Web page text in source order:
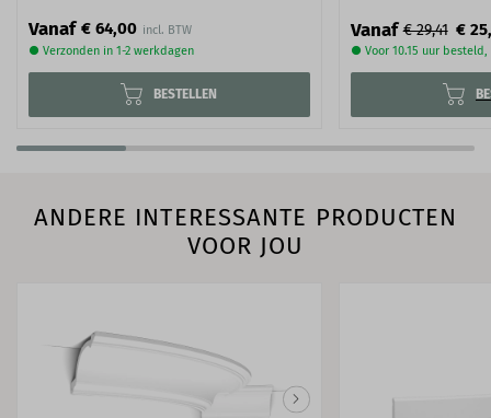
Vanaf € 64,00
● Verzonden in 1-2 werkdagen
BESTELLEN
Vanaf € 29,41 €
● Voor 10.15 uur
ANDERE INTERESSANTE PRODUCTEN
VOOR JOU